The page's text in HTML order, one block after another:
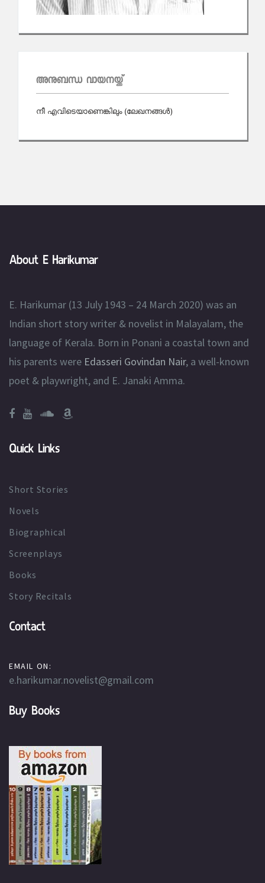
അനുബന്ധ വായനയ്ക്ക്
നീ എവിടെയാണെങ്കിലും (ലേഖനങ്ങള്‍)
About E Harikumar
E. Harikumar (13 July 1943 – 24 March 2020) was an
Indian short story writer & novelist in Malayalam, the
language of Kerala. Born in Ponani a coastal town and
his parents were Edasseri Govindan Nair, a well-known
poet & playwright, and E. Janaki Amma.
Quick Links
Short Stories
Novels
Biographical
Screenplays
Books
Story Recitals
Contact
EMAIL ON:
e.harikumar.novelist@gmail.com
Buy Books